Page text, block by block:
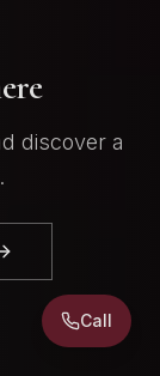
discover a
Call